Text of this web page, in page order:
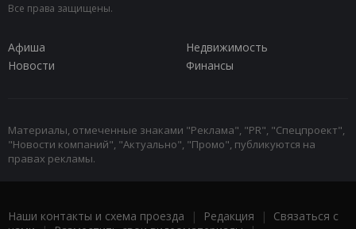
Все права защищены.
Афиша
Недвижимость
Новости
Финансы
Материалы, отмеченные знаками "Реклама", "PR", "Спецпроект",
"Новости компаний", "Актуально", "Промо", публикуются на
правах рекламы.
Наши контакты и схема проезда | Редакция | Связаться с